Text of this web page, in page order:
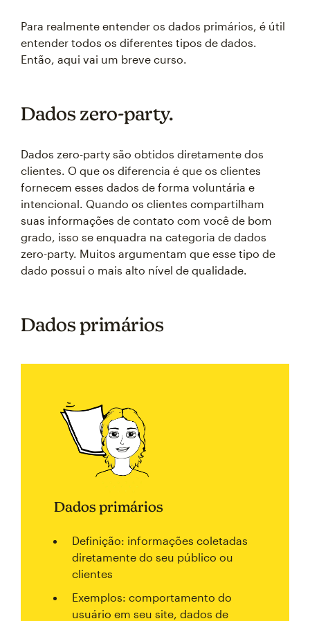
Para realmente entender os dados primários, é útil
entender todos os diferentes tipos de dados.
Então, aqui vai um breve curso.
Dados zero-party.
Dados zero-party são obtidos diretamente dos
clientes. O que os diferencia é que os clientes
fornecem esses dados de forma voluntária e
intencional. Quando os clientes compartilham
suas informações de contato com você de bom
grado, isso se enquadra na categoria de dados
zero-party. Muitos argumentam que esse tipo de
dado possui o mais alto nível de qualidade.
Dados primários
Dados primários
Definição: informações coletadas
diretamente do seu público ou
clientes
Exemplos: comportamento do
usuário em seu site, dados de